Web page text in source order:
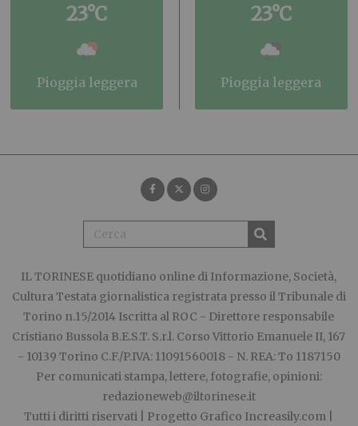
23°C
pioggia leggera
23°C
pioggia leggera
IL TORINESE quotidiano online di Informazione, Società,
Cultura Testata giornalistica registrata presso il Tribunale di
Torino n.15/2014 Iscritta al ROC - Direttore responsabile
Cristiano Bussola B.E.S.T. S.r.l. Corso Vittorio Emanuele II, 167
- 10139 Torino C.F./P.IVA: 11091560018 - N. REA: To 1187150
Per comunicati stampa, lettere, fotografie, opinioni:
redazioneweb@iltorinese.it
Tutti i diritti riservati | Progetto Grafico Increasily.com